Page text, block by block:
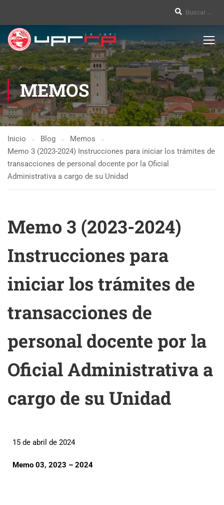
MEMOS
Inicio Blog
Memos
Memo 3 (2023-2024) Instrucciones para iniciar los trámites de
transacciones de personal docente por la Oficial
Administrativa a cargo de su Unidad
Memo 3 (2023-2024)
Instrucciones para
iniciar los trámites de
transacciones de
personal docente por la
Oficial Administrativa a
cargo de su Unidad
15 de abril de 2024
Memo 03, 2023 – 2024